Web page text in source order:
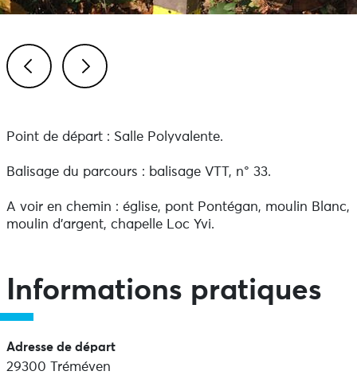
Point de départ : Salle Polyvalente.
Balisage du parcours : balisage VTT, n° 33.
A voir en chemin : église, pont Pontégan, moulin Blanc,
moulin d'argent, chapelle Loc Yvi.
Informations pratiques
Adresse de départ
29300 Tréméven